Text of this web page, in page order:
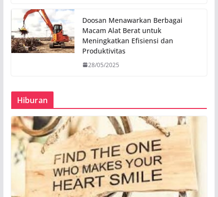
Doosan Menawarkan Berbagai
Macam Alat Berat untuk
Meningkatkan Efisiensi dan
Produktivitas
28/05/2025
Hiburan